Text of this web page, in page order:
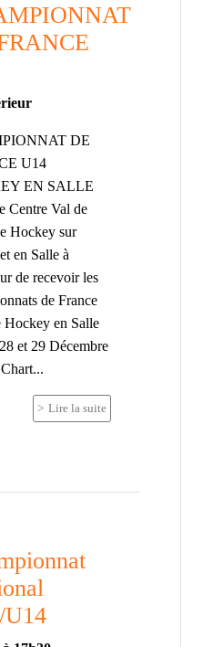
DE
U14
EN SALLE
Centre Val de
Hockey sur
en Salle à
de recevoir les
de France
Hockey en Salle
et 29 Décembre
Lire la suite